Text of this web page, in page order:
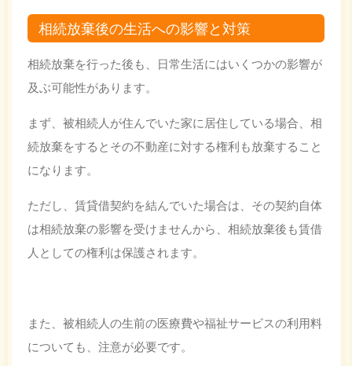
相続放棄後の生活への影響と対策
相続放棄を行った後も、日常生活にはいくつかの影響が
及ぶ可能性があります。
まず、被相続人が住んでいた家に居住している場合、相
続放棄をするとその不動産に対する権利も放棄すること
になります。
ただし、賃貸借契約を結んでいた場合は、その契約自体
は相続放棄の影響を受けませんから、相続放棄後も賃借
人としての権利は保護されます。
また、被相続人の生前の医療費や福祉サービスの利用料
についても、注意が必要です。